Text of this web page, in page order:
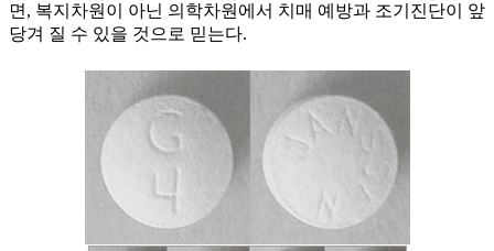
면, 복지차원이 아닌 의학차원에서 치매 예방과 조기진단이 앞
당겨 질 수 있을 것으로 믿는다.